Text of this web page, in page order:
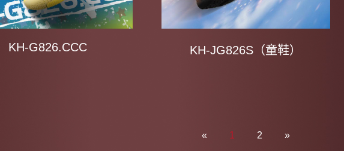
KH-G826.CCC KH-JG826S（童鞋）
« 1 2 »